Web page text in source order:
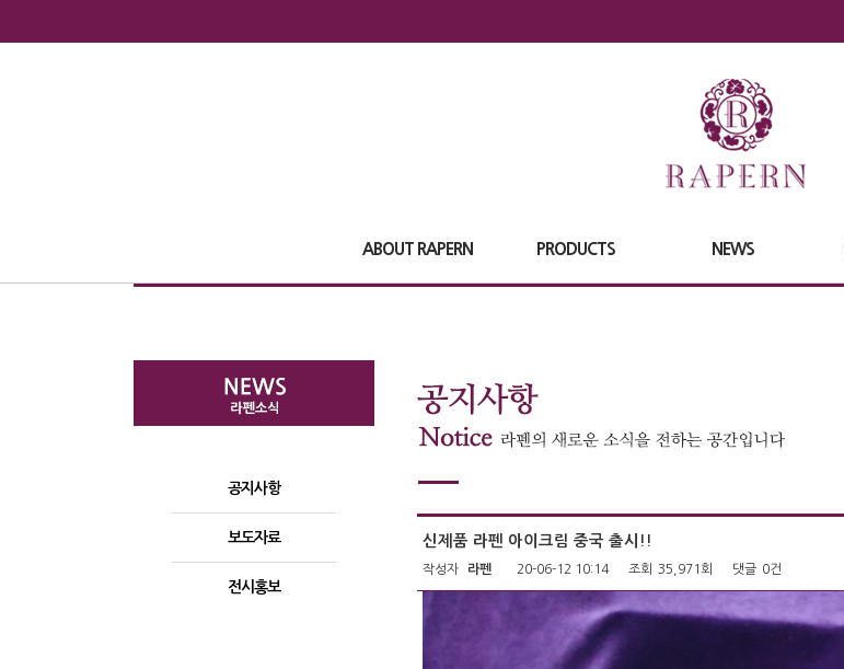
ABOUT RAPERN PRODUCTS NEWS
공지사항
보도자료
전시홍보
신제품 라펜 아이크림 중국 출시!!
작성자 라펜 20-06-12 10:14 조회 35,971회 댓글 0건